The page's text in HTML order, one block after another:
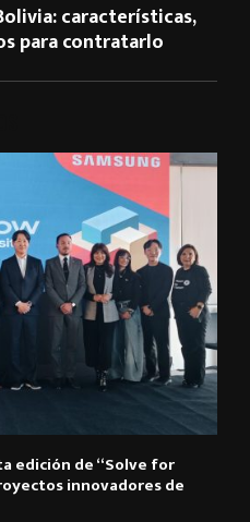
características,
para contratarlo
edición de “Solve for
innovadores de